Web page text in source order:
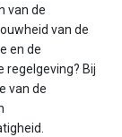
van de
van de
en de
regelgeving? Bij
van de